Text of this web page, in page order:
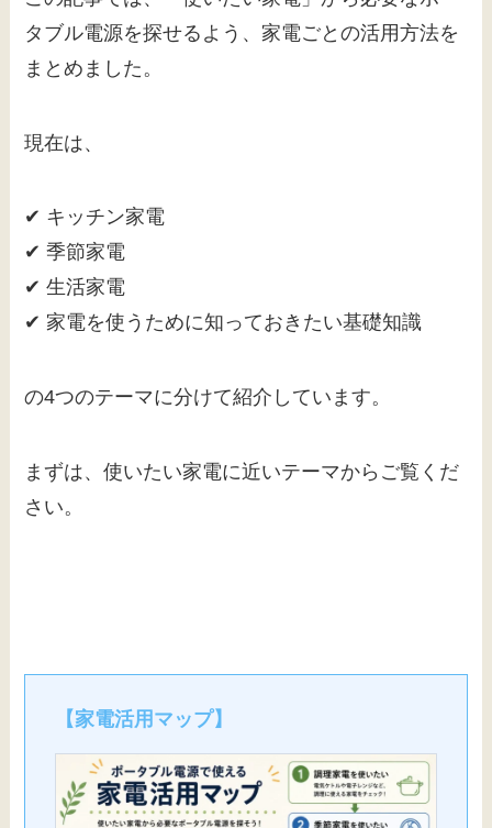
タブル電源を探せるよう、家電ごとの活用方法を
まとめました。
現在は、
✔ キッチン家電
✔ 季節家電
✔ 生活家電
✔ 家電を使うために知っておきたい基礎知識
の4つのテーマに分けて紹介しています。
まずは、使いたい家電に近いテーマからご覧くだ
さい。
【家電活用マップ】